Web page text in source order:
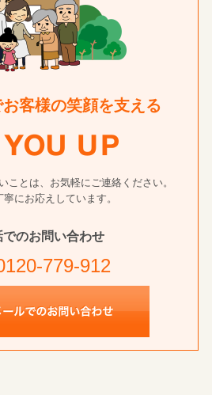
客様の笑顔を支える
ことは、お気軽にご連絡ください。
にお応えしています。
でのお問い合わせ
779-912